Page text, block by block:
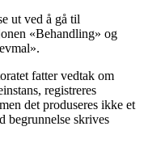
ut ved å gå til
«Behandling» og
fatter vedtak om
registreres
det produseres ikke et
begrunnelse skrives